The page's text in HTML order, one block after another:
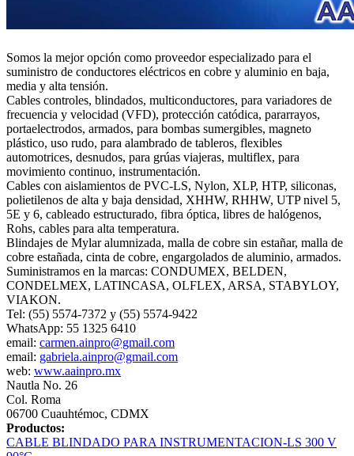
Somos la mejor opción como proveedor especializado para el
suministro de conductores eléctricos en cobre y aluminio en baja,
media y alta tensión.
Cables controles, blindados, multiconductores, para variadores de
frecuencia y velocidad (VFD), protección catódica, pararrayos,
portaelectrodos, armados, para bombas sumergibles, magneto
plástico, uso rudo, para alambrado de tableros, flexibles
automotrices, desnudos, para grúas viajeras, multiflex, para
movimiento continuo, instrumentación.
Cables con aislamientos de PVC-LS, Nylon, XLP, HTP, siliconas,
polietilenos de alta y baja densidad, XHHW, RHHW, UTP nivel 5,
5E y 6, cableado estructurado, fibra óptica, libres de halógenos,
Rohs, cables para alta temperatura.
Blindajes de Mylar alumnizada, malla de cobre sin estañar, malla de
cobre estañada, cinta de cobre, engargolados de aluminio, armados.
Suministramos en la marcas: CONDUMEX, BELDEN,
CONDELMEX, LATINCASA, OLFLEX, ARSA, STABYLOY,
VIAKON.
Tel: (55) 5574-7372 y (55) 5574-9422
WhatsApp: 55 1325 6410
email: carmen.ainpro@gmail.com
email: gabriela.ainpro@gmail.com
web: www.aainpro.mx
Nautla No. 26
Col. Roma
06700 Cuauhtémoc, CDMX
Productos:
CABLE BLINDADO PARA INSTRUMENTACION-LS 300 V